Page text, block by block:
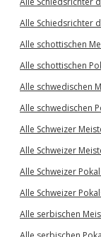
Alle Schiedsrichter
Alle schottischen
Alle schottischen
Alle schwedischen
Alle schwedischen
Alle Schweizer
Alle Schweizer
Alle Schweizer
Alle Schweizer
Alle serbischen